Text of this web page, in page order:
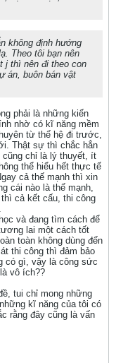
không định hướng
Theo tôi bạn nên
j thì nên đi theo con
án, buôn bán vật
phải là những kiến
nhờ có kĩ năng mềm
từ thế hệ đi trước,
Thật sự thì chắc hẳn
chỉ là lý thuyết, ít
thể hiểu hết thực tế
cả thế mạnh thì xin
cái nào là thế mạnh,
cả kết cấu, thi công
và đang tìm cách để
lai một cách tốt
toàn không dùng đến
thi công thì đảm bảo
có gì, vậy là công sức
vô ích??
tui chỉ mong những
kĩ năng của tôi có
rằng đây cũng là vấn